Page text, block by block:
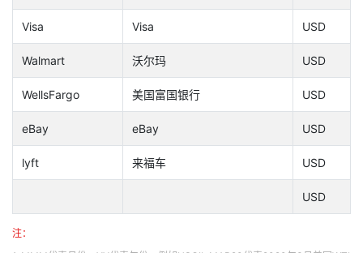
Visa Visa USD
Walmart 沃尔玛 USD
WellsFargo 美国富国银行 USD
eBay eBay USD
lyft 来福车 USD
USD
注：